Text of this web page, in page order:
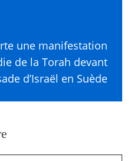
une manifestation
de la Torah devant
d’Israël en Suède